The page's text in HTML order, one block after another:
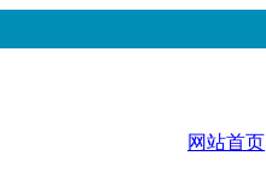
网站首页